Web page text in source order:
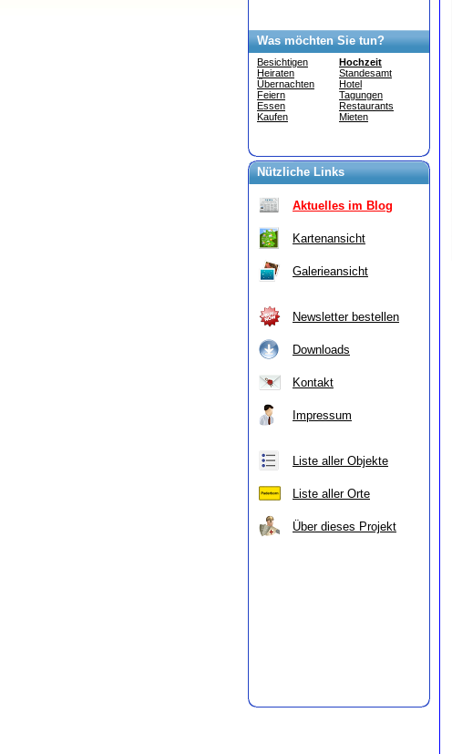
Was möchten Sie tun?
Besichtigen
Heiraten
Übernachten
Feiern
Essen
Kaufen
Hochzeit
Standesamt
Hotel
Tagungen
Restaurants
Mieten
Nützliche Links
Aktuelles im Blog
Kartenansicht
Galerieansicht
Newsletter bestellen
Downloads
Kontakt
Impressum
Liste aller Objekte
Liste aller Orte
Über dieses Projekt